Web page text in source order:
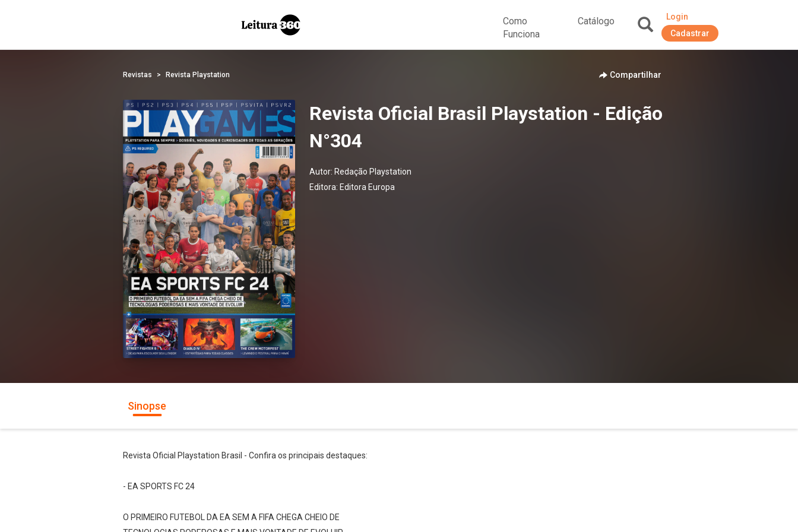
Como
Funciona
Catálogo
Login
Cadastrar
Revistas Revista Playstation Compartilhar
Revista Oficial Brasil Playstation - Edição
N°304
Autor: Redação Playstation
Editora: Editora Europa
Sinopse
Revista Oficial Playstation Brasil - Confira os principais destaques:
- EA SPORTS FC 24
O PRIMEIRO FUTEBOL DA EA SEM A FIFA CHEGA CHEIO DE